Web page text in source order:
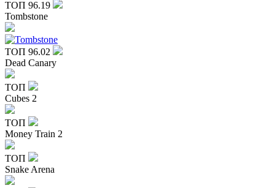
ТОП 96.19
Tombstone
ТОП 96.02
Dead Canary
ТОП
Cubes 2
ТОП
Money Train 2
ТОП
Snake Arena